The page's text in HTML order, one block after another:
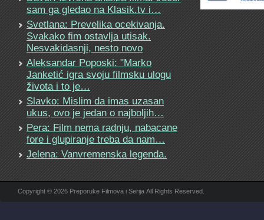
sam ga gledao na Klasik.tv i…
Svetlana: Prevelika ocekivanja.
Svakako fim ostavlja utisak.
Nesvakidasnji, nesto novo
Aleksandar Poposki: "Marko
Janketić igra svoju filmsku ulogu
života i to je…
Slavko: Mislim da imas uzasan
ukus, ovo je jedan o najboljih…
Pera: Film nema radnju, nabacane
fore i glupiranje treba da nam…
Jelena: Vanvremenska legenda.
Copyright © 2026 Preporuke Filmova i Serija All Rights Reserved.